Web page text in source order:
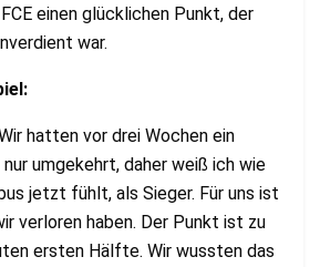
einen glücklichen Punkt, der
war.
hatten vor drei Wochen ein
umgekehrt, daher weiß ich wie
jetzt fühlt, als Sieger. Für uns ist
verloren haben. Der Punkt ist zu
ersten Hälfte. Wir wussten das